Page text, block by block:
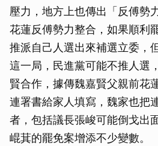
壓力，地方上也傳出「反傅勢
花蓮反傅勢力整合，如果順利
推派自己人選出來補選立委，
這一局，民進黨可能不推人選
賢合作，據傳魏嘉賢父親前花
連署書給家人填寫，魏家也把
者，包括議長張峻可能倒戈出
崐萁的罷免案增添不少變數。